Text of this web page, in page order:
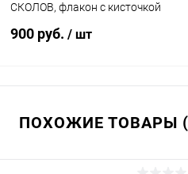
СКОЛОВ, флакон с кисточкой
900 руб. / шт
ПОХОЖИЕ ТОВАРЫ